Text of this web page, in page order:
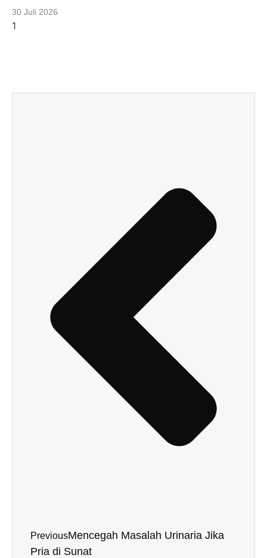
30 Juli 2026
PreviousMencegah Masalah Urinaria Jika
Pria di Sunat